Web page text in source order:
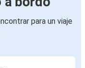
para un viaje